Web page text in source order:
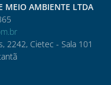
MEIO AMBIENTE LTDA
2242, Cietec - Sala 101